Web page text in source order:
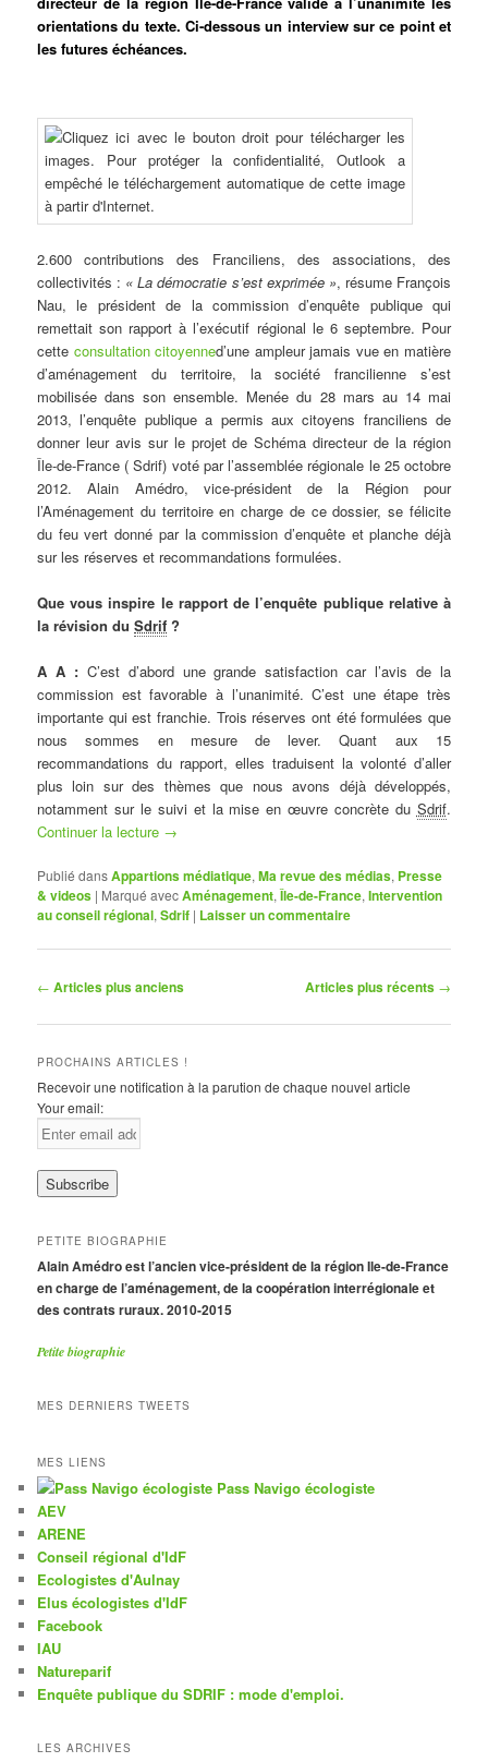
orientations du texte. Ci-dessous un interview sur ce point et
les futures échéances.
2.600 contributions des Franciliens, des associations, des
collectivités : « La démocratie s’est exprimée », résume François
Nau, le président de la commission d’enquête publique qui
remettait son rapport à l’exécutif régional le 6 septembre. Pour
cette consultation citoyenned’une ampleur jamais vue en matière
d’aménagement du territoire, la société francilienne s’est
mobilisée dans son ensemble. Menée du 28 mars au 14 mai
2013, l’enquête publique a permis aux citoyens franciliens de
donner leur avis sur le projet de Schéma directeur de la région
Île-de-France ( Sdrif) voté par l’assemblée régionale le 25 octobre
2012. Alain Amédro, vice-président de la Région pour
l’Aménagement du territoire en charge de ce dossier, se félicite
du feu vert donné par la commission d’enquête et planche déjà
sur les réserves et recommandations formulées.
Que vous inspire le rapport de l’enquête publique relative à
la révision duSdrif ?
A A :C’est d’abord une grande satisfaction car l’avis de la
commission est favorable à l’unanimité. C’est une étape très
importante qui est franchie. Trois réserves ont été formulées que
nous sommes en mesure de lever. Quant aux 15
recommandations du rapport, elles traduisent la volonté d’aller
plus loin sur des thèmes que nous avons déjà développés,
notamment sur le suivi et la mise en œuvre concrète du Sdrif.
Continuer la lecture →
Publié dansAppartions médiatique,Ma revue des médias, Presse
& videos | Marqué avecAménagement,Île-de-France,Intervention
au conseil régional,Sdrif | Laisser un commentaire
Navigation
articles
← Articles plus anciens Articles plus récents →
PROCHAINS ARTICLES !
Recevoir une notification à la parution de chaque nouvel article
Your email:
PETITE BIOGRAPHIE
Alain Amédro est l’ancien vice-président de la région Ile-de-France
en charge de l’aménagement, de la coopération interrégionale et
des contrats ruraux. 2010-2015
Petite biographie
MES DERNIERS TWEETS
MES LIENS
Pass Navigo écologiste
AEV
ARENE
Conseil régional d'IdF
Ecologistes d'Aulnay
Elus écologistes d'IdF
Facebook
IAU
Natureparif
Enquête publique du SDRIF : mode d'emploi.
LES ARCHIVES